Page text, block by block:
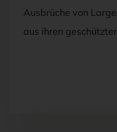
Ausbrüche von
aus ihren